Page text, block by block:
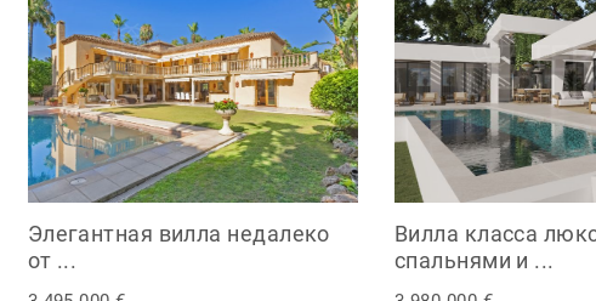
Элегантная вилла недалеко
от ...
Вилла класса
спальнями и ...